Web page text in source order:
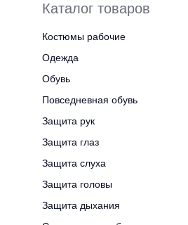
Каталог товаров
Костюмы рабочие
Одежда
Обувь
Повседневная обувь
Защита рук
Защита глаз
Защита слуха
Защита головы
Защита дыхания